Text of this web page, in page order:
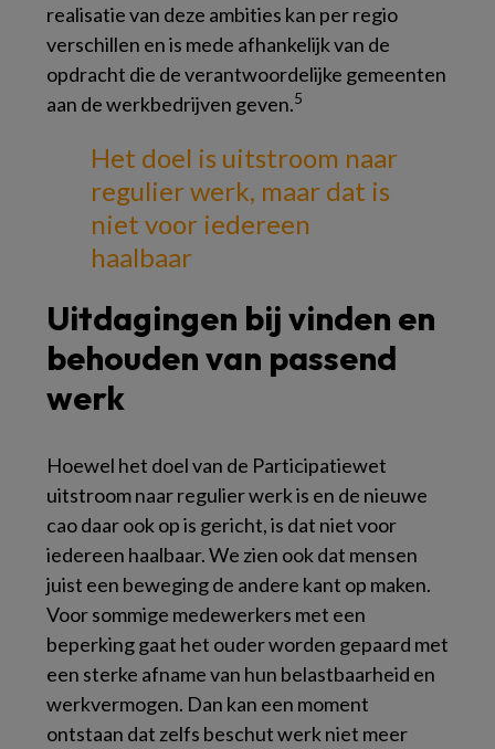
realisatie van deze ambities kan per regio
verschillen en is mede afhankelijk van de
opdracht die de verantwoordelijke gemeenten
aan de werkbedrijven geven.5
Het doel is uitstroom naar
regulier werk, maar dat is
niet voor iedereen
haalbaar
Uitdagingen bij vinden en
behouden van passend
werk
Hoewel het doel van de Participatiewet
uitstroom naar regulier werk is en de nieuwe
cao daar ook op is gericht, is dat niet voor
iedereen haalbaar. We zien ook dat mensen
juist een beweging de andere kant op maken.
Voor sommige medewerkers met een
beperking gaat het ouder worden gepaard met
een sterke afname van hun belastbaarheid en
werkvermogen. Dan kan een moment
ontstaan dat zelfs beschut werk niet meer